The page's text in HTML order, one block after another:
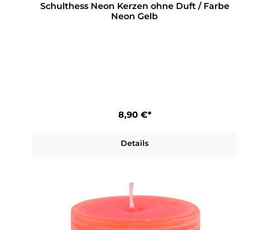
Schulthess Neon Kerzen ohne Duft / Farbe
Neon Gelb
8,90 €*
Details